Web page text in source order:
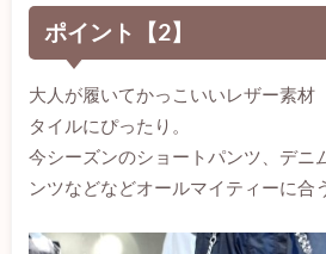
ポイント【2】
大人が履いてかっこいいレザー素
タイルにぴったり。
今シーズンのショートパンツ、デニ
ンツなどなどオールマイティーに合